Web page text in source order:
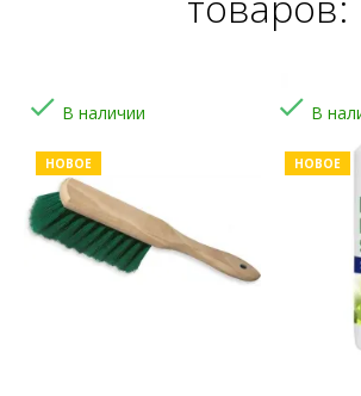
 В наличии
НОВОЕ
 В
НОВОЕ